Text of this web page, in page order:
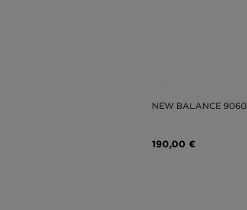
NEW BALANCE 9060
190,00 €